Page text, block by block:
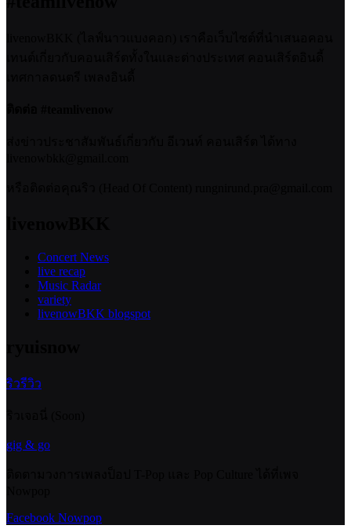
Concert News
live recap
Music Radar
variety
livenowBKK blogspot
ริวรีวิว
gig & go
Facebook Nowpop